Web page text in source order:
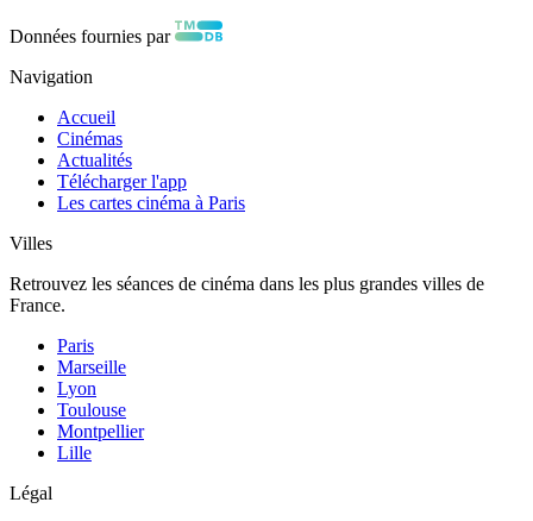
Données fournies par
Navigation
Accueil
Cinémas
Actualités
Télécharger l'app
Les cartes cinéma à Paris
Villes
Retrouvez les séances de cinéma dans les plus grandes villes de
France.
Paris
Marseille
Lyon
Toulouse
Montpellier
Lille
Légal